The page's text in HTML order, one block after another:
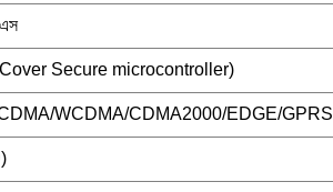
Secure microcontroller)
WCDMA/CDMA2000/EDGE/GPRS